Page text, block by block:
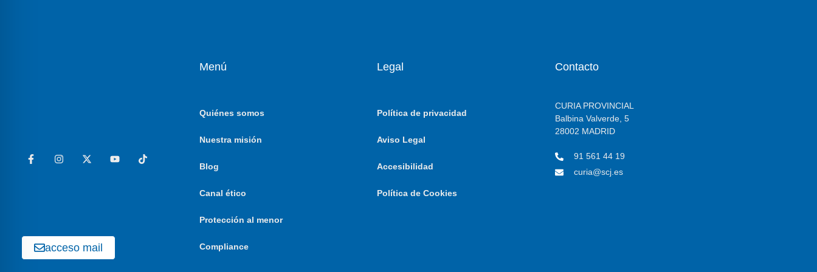
acceso mail
Menú
Quiénes somos
Nuestra misión
Blog
Canal ético
Protección al menor
Compliance
Legal
Política de privacidad
Aviso Legal
Accesibilidad
Política de Cookies
Contacto
CURIA PROVINCIAL
Balbina Valverde, 5
28002 MADRID
91 561 44 19
curia@scj.es